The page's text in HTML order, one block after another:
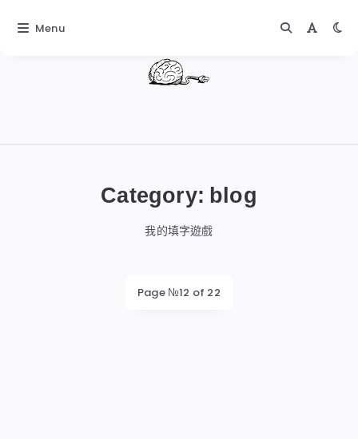
Category: blog
我的填字遊戲
Page №12 of 22
Menu